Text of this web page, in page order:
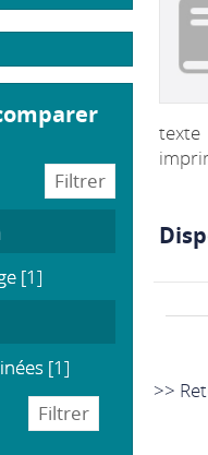
texte
>>
[1]
[1]